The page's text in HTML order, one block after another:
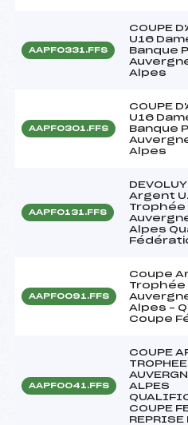
AAPF0331.FFS
COUPE
U16
Banque
Alpes
AAPF0301.FFS
COUPE
U16
Banque
Alpes
AAPF0131.FFS
Argent
Trophée
Alpes
AAPF0091.FFS
Coupe
Trophée
Alpes –
Coupe
AAPF0041.FFS
COUPE
ALPES
COUPE
REPRISE